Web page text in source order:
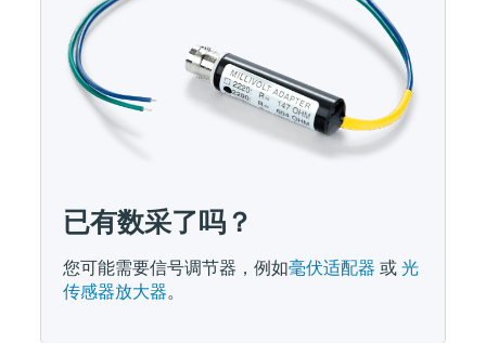
已有数采了吗？
您可能需要信号调节器，例如毫伏适配器 或光
传感器放大器。